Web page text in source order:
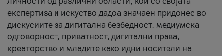
експертиза и искуство дадоа значаен придонес во
дискусиите за дигитална безбедност, медиумска
одговорност, приватност, дигитални права,
креаторство и младите како идни носители на